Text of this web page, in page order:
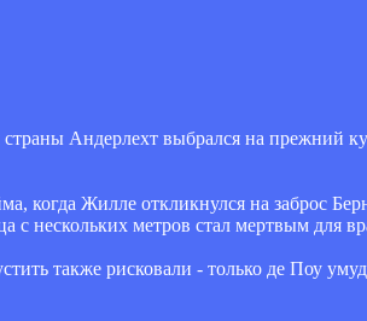
Андерлехт выбрался на прежний
когда Жилле откликнулся на заброс
нескольких метров стал мертвым для
также рисковали - только де Поу